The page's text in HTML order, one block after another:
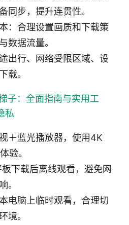
同步，提升连贯性。
：合理设置画质和下载策
数据流量。
出行、网络受限区域、设
载。
子：全面指南与实用工
私
＋蓝光播放器，使用4K
验。
下载后离线观看，避免网
。
电脑上临时观看，合理切
境。